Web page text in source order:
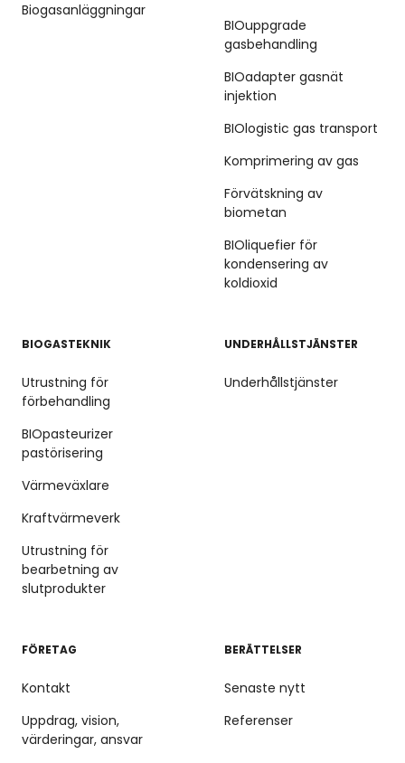
Biogasanläggningar
BIOuppgrade
gasbehandling
BIOadapter gasnät
injektion
BIOlogistic gas transport
Komprimering av gas
Förvätskning av
biometan
BIOliquefier för
kondensering av
koldioxid
BIOGASTEKNIK
Utrustning för
förbehandling
BIOpasteurizer
pastörisering
Värmeväxlare
Kraftvärmeverk
Utrustning för
bearbetning av
slutprodukter
UNDERHÅLLSTJÄNSTER
Underhållstjänster
FÖRETAG
Kontakt
Uppdrag, vision,
värderingar, ansvar
BERÄTTELSER
Senaste nytt
Referenser